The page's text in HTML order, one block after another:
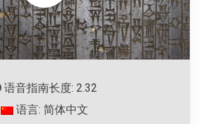
语音指南长度: 2.32
语言: 简体中文